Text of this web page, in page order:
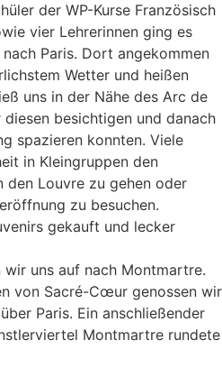
der WP-Kurse Französisch
vier Lehrerinnen ging es
Paris. Dort angekommen
Wetter und heißen
uns in der Nähe des Arc de
besichtigen und danach
spazieren konnten. Viele
in Kleingruppen den
den Louvre zu gehen oder
zu besuchen.
gekauft und lecker
uns auf nach Montmartre.
von Sacré-Cœur genossen wir
Paris. Ein anschließender
Montmartre rundete